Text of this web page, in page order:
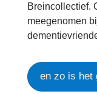
Breincollectief.
meegenomen
en zo is het